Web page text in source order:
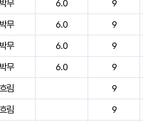
박무 6.0 9
박무 6.0 9
박무 6.0 9
박무 6.0 9
흐림 9
흐림 9